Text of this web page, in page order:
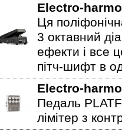
Electro-
Ця
3 октавний
ефекти і все
пітч-шифт в
Electro-
Педаль
лімітер з